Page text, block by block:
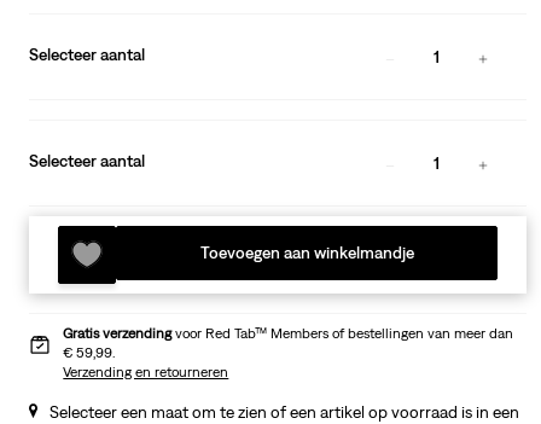
Selecteer aantal 1
Selecteer aantal 1
Toevoegen aan winkelmandje
Gratis verzendingvoor Red Tab™ Members of bestellingen van meer dan
€ 59,99.
Verzending en retourneren
Selecteer een maat om te zien of een artikel op voorraad is in een